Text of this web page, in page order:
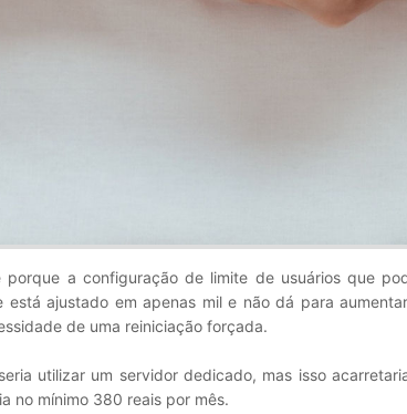
porque a configuração de limite de usuários que
está ajustado em apenas mil e não dá para
de uma reiniciação forçada.
utilizar um servidor dedicado, mas isso
no mínimo 380 reais por mês.